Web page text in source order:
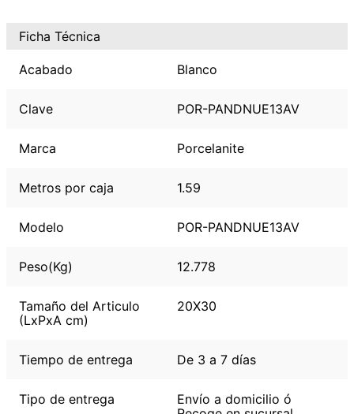
Ficha Técnica
Acabado Blanco
Clave POR-PANDNUE13AV
Marca Porcelanite
Metros por caja 1.59
Modelo POR-PANDNUE13AV
Peso(Kg) 12.778
Tamaño del Articulo
(LxPxA cm)
20X30
Tiempo de entrega De 3 a 7 días
Tipo de entrega
Envío a domicilio ó